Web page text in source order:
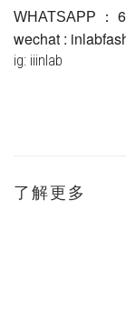
WHATSAPP ：
wechat :
ig: iiinlab
了解更多